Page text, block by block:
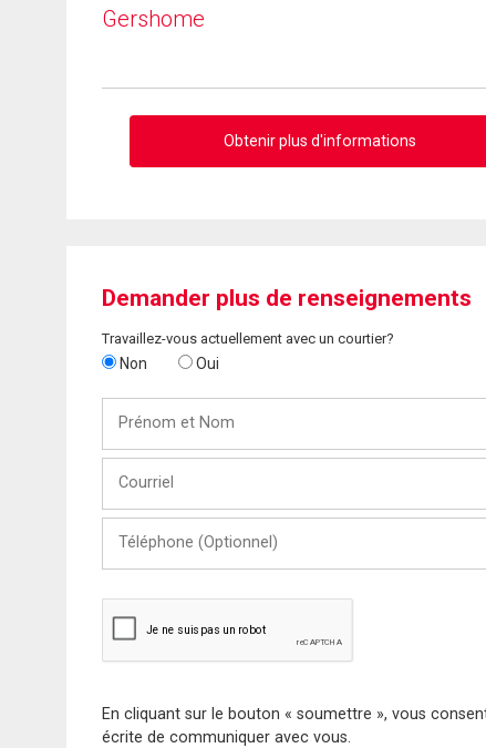
Gershome
Obtenir plus d'informations
Demander plus de renseignements
Travaillez-vous actuellement avec un courtier?
Non Oui
Nom
(Optionnel)
En cliquant sur le bouton « soumettre », vous
écrite de communiquer avec vous.